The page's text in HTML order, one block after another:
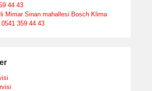
44 43
Mimar Sinan mahallesi Bosch Klima
359 44 43